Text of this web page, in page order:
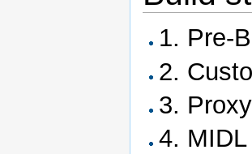
1. Pre-
2.
3.
4. MIDL